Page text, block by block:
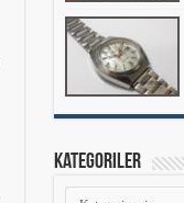
Kategoriler
Kategoriler